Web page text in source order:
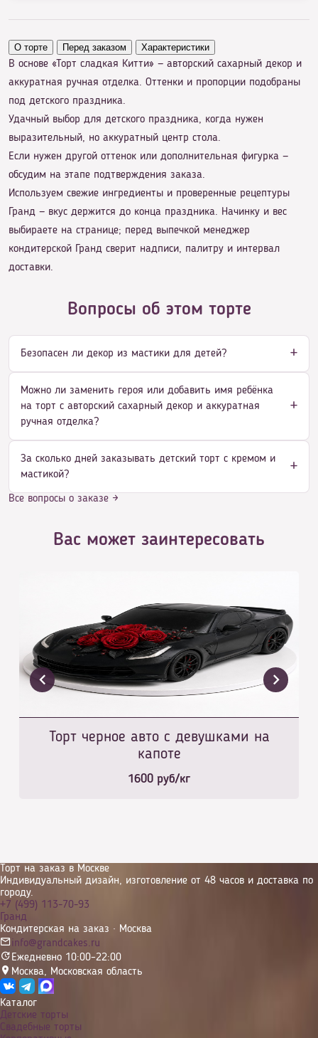
О торте Перед заказом Характеристики
В основе «Торт сладкая Китти» — авторский сахарный декор и
аккуратная ручная отделка. Оттенки и пропорции подобраны
под детского праздника.
Удачный выбор для детского праздника, когда нужен
выразительный, но аккуратный центр стола.
Если нужен другой оттенок или дополнительная фигурка —
обсудим на этапе подтверждения заказа.
Используем свежие ингредиенты и проверенные рецептуры
Гранд — вкус держится до конца праздника. Начинку и вес
выбираете на странице; перед выпечкой менеджер
кондитерской Гранд сверит надписи, палитру и интервал
доставки.
Вопросы об этом торте
Безопасен ли декор из мастики для детей?
Можно ли заменить героя или добавить имя ребёнка
на торт с авторский сахарный декор и аккуратная
ручная отделка?
За сколько дней заказывать детский торт с кремом и
мастикой?
Все вопросы о заказе →
Вас может заинтересовать
Торт черное авто с девушками на
капоте
1600 руб/кг
Торт на заказ в Москве
Индивидуальный дизайн, изготовление от 48 часов и доставка по
городу.
+7 (499) 113-70-93
Гранд
Кондитерская на заказ · Москва
info@grandcakes.ru
Ежедневно 10:00–22:00
Москва, Московская область
Каталог
Детские торты
Свадебные торты